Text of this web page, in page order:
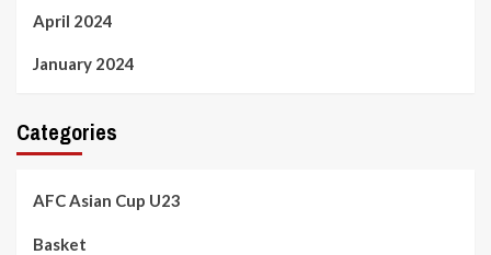
April 2024
January 2024
Categories
AFC Asian Cup U23
Basket